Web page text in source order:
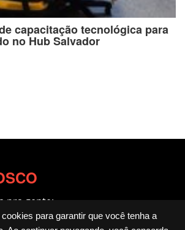
para garantir que você tenha a
capacitação tecnológica para
no Hub Salvador
pra gente: